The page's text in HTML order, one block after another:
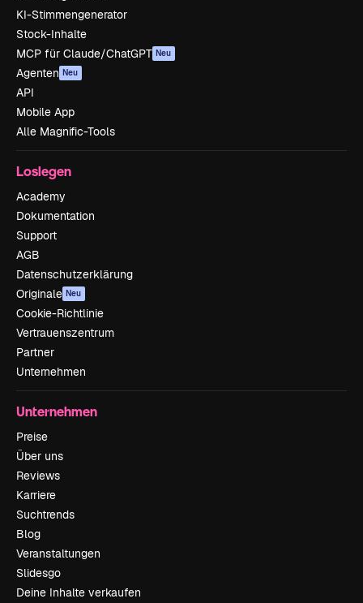
KI-Stimmengenerator
Stock-Inhalte
MCP für Claude/ChatGPT Neu
Agenten Neu
API
Mobile App
Alle Magnific-Tools
Loslegen
Academy
Dokumentation
Support
AGB
Datenschutzerklärung
Originale Neu
Cookie-Richtlinie
Vertrauenszentrum
Partner
Unternehmen
Unternehmen
Preise
Über uns
Reviews
Karriere
Suchtrends
Blog
Veranstaltungen
Slidesgo
Deine Inhalte verkaufen